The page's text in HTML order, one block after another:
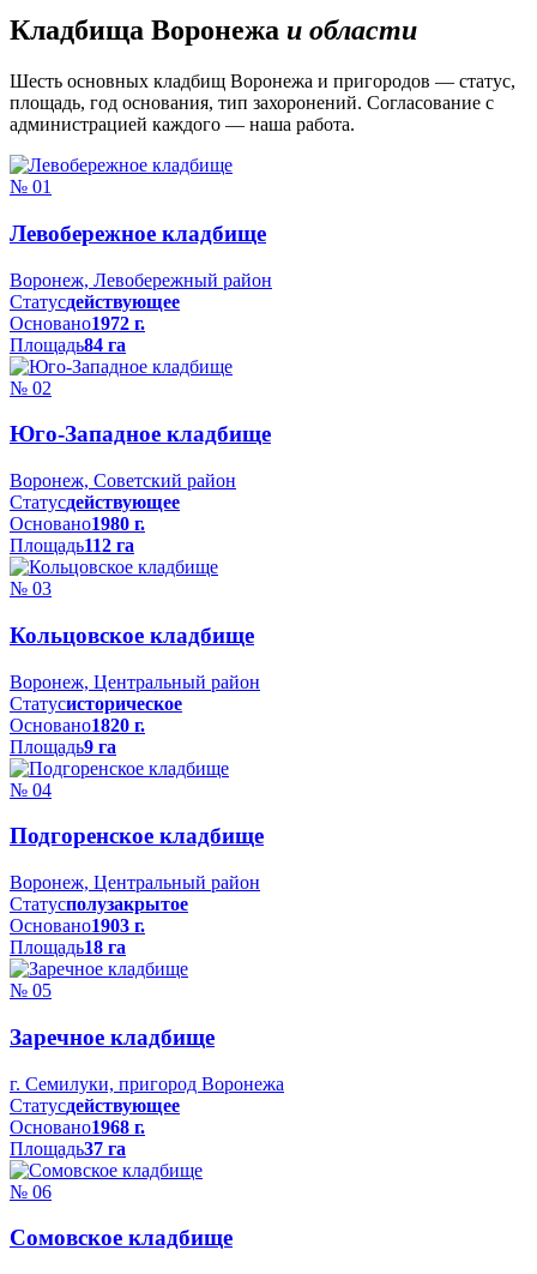
Кладбища Воронежа и области
Шесть основных кладбищ Воронежа и пригородов — статус,
площадь, год основания, тип захоронений. Согласование с
администрацией каждого — наша работа.
№ 01
Левобережное кладбище
Воронеж, Левобережный район
Статусдействующее
Основано1972 г.
Площадь84 га
№ 02
Юго-Западное кладбище
Воронеж, Советский район
Статусдействующее
Основано1980 г.
Площадь112 га
№ 03
Кольцовское кладбище
Воронеж, Центральный район
Статусисторическое
Основано1820 г.
Площадь9 га
№ 04
Подгоренское кладбище
Воронеж, Центральный район
Статусполузакрытое
Основано1903 г.
Площадь18 га
№ 05
Заречное кладбище
г. Семилуки, пригород Воронежа
Статусдействующее
Основано1968 г.
Площадь37 га
№ 06
Сомовское кладбище